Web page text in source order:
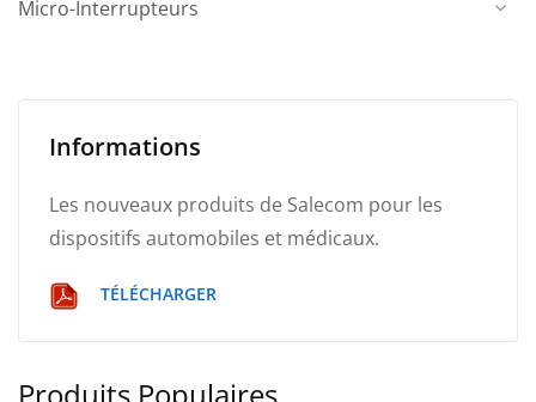
Micro-Interrupteurs
Informations
Les nouveaux produits de Salecom pour les
dispositifs automobiles et médicaux.
TÉLÉCHARGER